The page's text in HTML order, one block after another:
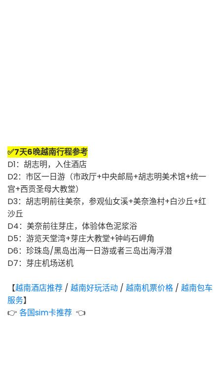
✅7天6晚越南行程参考
D1：胡志明，入住酒店
D2：市区一日游（市政厅+中央邮局+胡志明美术馆+统一
宫+西贡圣母大教堂）
D3：胡志明前往美奈，参观仙女溪+美奈渔村+白沙丘+红
沙丘
D4：美奈前往芽庄，体验体色泥浆浴
D5：游览天堂湾+芽庄大教堂+钟屿石岬角
D6：珍珠岛/黑岛出海一日游或者三岛出海浮潜
D7：芽庄机场送机
【越南酒店推荐 / 越南好玩活动 / 越南机票价格 / 越南包车
服务】
👉 各国sim卡推荐 👈